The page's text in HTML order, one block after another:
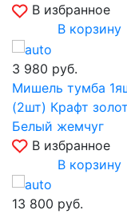
В избранное
В корзину
3 980 руб.
Мишель тумба
(2шт) Крафт
Белый жемчуг
В избранное
В корзину
13 800 руб.